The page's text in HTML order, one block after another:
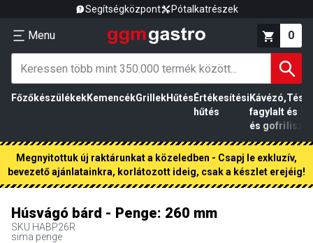
Segítségközpont Pótalkatrészek
Menu 0
FőzőkészülékekKemencékGrillekHűtés Értékesítési
hűtés
Kávézó,
fagylalt
és gofri
és
liszt
Megnyitottuk új raktárunkat a közeledben - Csapj le exkluzív,
bevezető ajánlatainkra, korlátozott ideig, csak a készlet erejéig!
Húsvágó bárd - Penge: 260 mm
SKU HABP26R
sima penge